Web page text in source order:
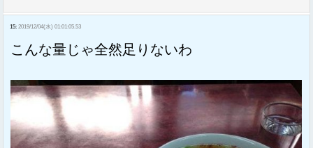
15: 2019/12/04(水) 01:01:05.53
こんな量じゃ全然足りないわ